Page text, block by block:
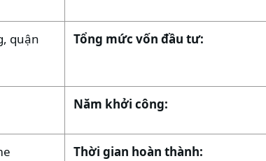
quận
Tổng mức vốn đầu tư:
Năm khởi công:
Thời gian hoàn thành: